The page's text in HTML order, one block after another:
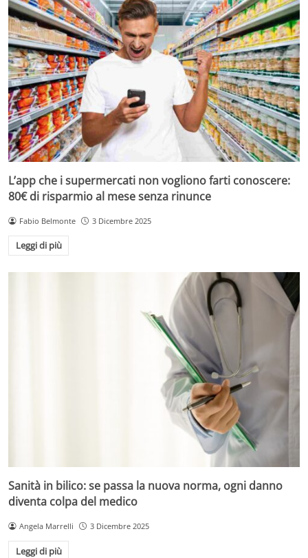
L’app che i supermercati non vogliono farti conoscere:
80€ di risparmio al mese senza rinunce
Fabio Belmonte 3 Dicembre 2025
Leggi di più
Sanità in bilico: se passa la nuova norma, ogni danno
diventa colpa del medico
Angela Marrelli 3 Dicembre 2025
Leggi di più